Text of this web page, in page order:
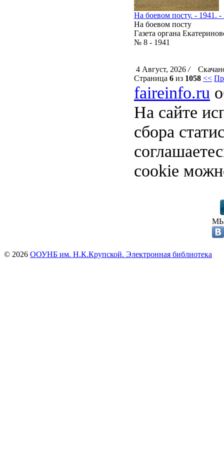
На боевом посту. - 1941.
На боевом посту
Газета органа
№ 8 - 1941
4 Август, 2026 /
Страница 6 из 1058 <<
faireinfo.ru
На сайте
сбора
cookie
© 2026 ООУНБ им. Н.К.Крупской. Электронная библиотека